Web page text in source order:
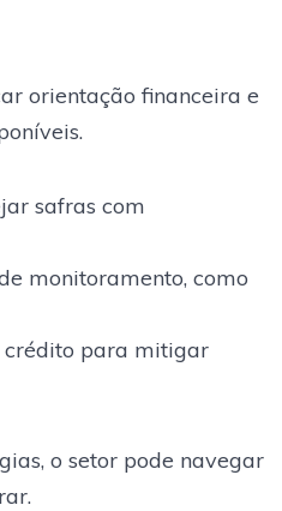
orientação financeira e
safras com
monitoramento, como
crédito para mitigar
o setor pode navegar